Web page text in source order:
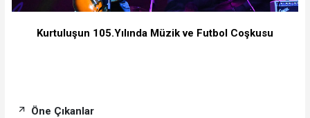
Kurtuluşun 105.Yılında Müzik ve Futbol Coşkusu
Öne Çıkanlar